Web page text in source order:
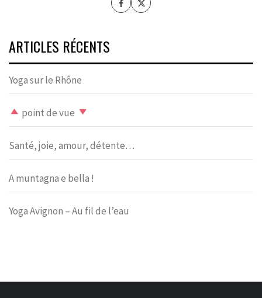
ARTICLES RÉCENTS
Yoga sur le Rhône
point de vue
Santé, joie, amour, détente…
A muntagna e bella !
Yoga Avignon – Au fil de l’eau